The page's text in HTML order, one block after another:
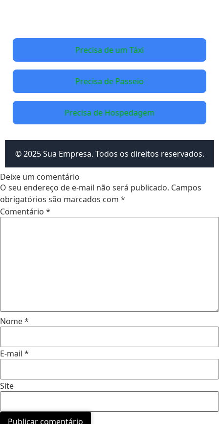
Precisa de um Táxi
Precisa de Passeio
Precisa de Hospedagem
© 2025 Sua Empresa. Todos os direitos reservados.
Deixe um comentário
O seu endereço de e-mail não será publicado. Campos
obrigatórios são marcados com *
Comentário *
Nome*
E-mail *
Site